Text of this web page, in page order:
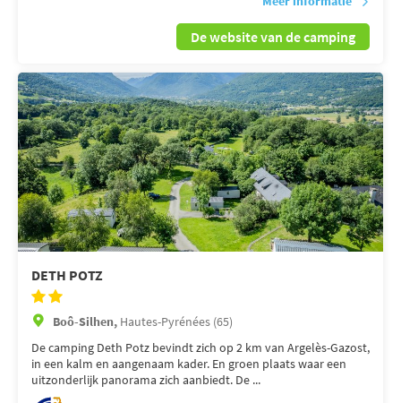
De website van de camping
DETH POTZ
Boô-Silhen, Hautes-Pyrénées (65)
De camping Deth Potz bevindt zich op 2 km van Argelès-Gazost,
in een kalm en aangenaam kader. En groen plaats waar een
uitzonderlijk panorama zich aanbiedt. De ...